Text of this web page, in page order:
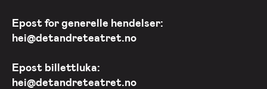
Epost for generelle hendelser:
hei@detandreteatret.no
Epost billettluka:
hei@detandreteatret.no